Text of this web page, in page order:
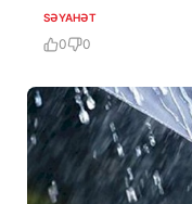
SƏYAHƏT
0 0